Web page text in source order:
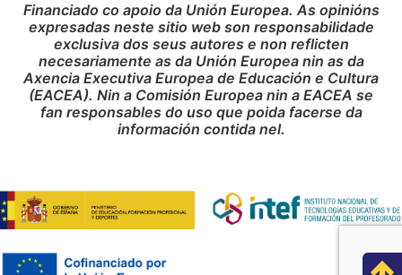
Financiado co apoio da Unión Europea. As opinións
expresadas neste sitio web son responsabilidade
exclusiva dos seus autores e non reflicten
necesariamente as da Unión Europea nin as da
Axencia Executiva Europea de Educación e Cultura
(EACEA). Nin a Comisión Europea nin a EACEA se
fan responsables do uso que poida facerse da
información contida nel.